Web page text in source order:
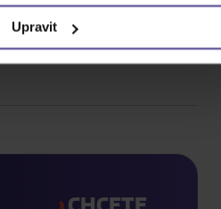
Upravit